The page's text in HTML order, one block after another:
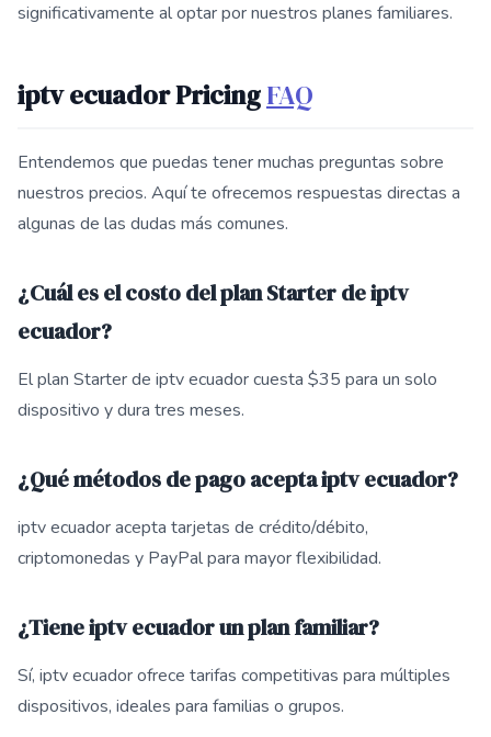
significativamente al optar por nuestros planes familiares.
iptv ecuador PricingFAQ
Entendemos que puedas tener muchas preguntas sobre
nuestros precios. Aquí te ofrecemos respuestas directas a
algunas de las dudas más comunes.
¿Cuál es el costo del plan Starter de iptv
ecuador?
El plan Starter de iptv ecuador cuesta $35 para un solo
dispositivo y dura tres meses.
¿Qué métodos de pago acepta iptv ecuador?
iptv ecuador acepta tarjetas de crédito/débito,
criptomonedas y PayPal para mayor flexibilidad.
¿Tiene iptv ecuador un plan familiar?
Sí, iptv ecuador ofrece tarifas competitivas para múltiples
dispositivos, ideales para familias o grupos.